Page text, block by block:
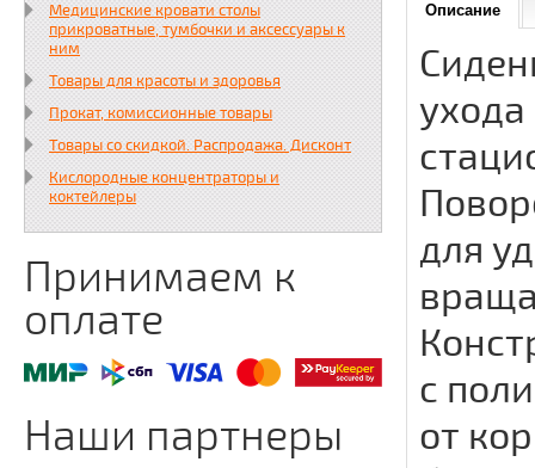
Медицинские кровати столы
прикроватные, тумбочки и аксессуары к
ним
Товары для красоты и здоровья
Прокат, комиссионные товары
Товары со скидкой. Распродажа. Дисконт
Кислородные концентраторы и
коктейлеры
Принимаем к
оплате
Наши партнеры
Описание
для
с
от